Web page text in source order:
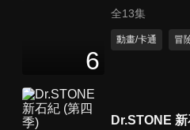
第
第
6
全13集
動畫/卡通 冒
Dr.STONE